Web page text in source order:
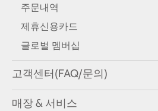
주문내역
제휴신용카드
글로벌 멤버십
고객센터(FAQ/문의)
매장 & 서비스